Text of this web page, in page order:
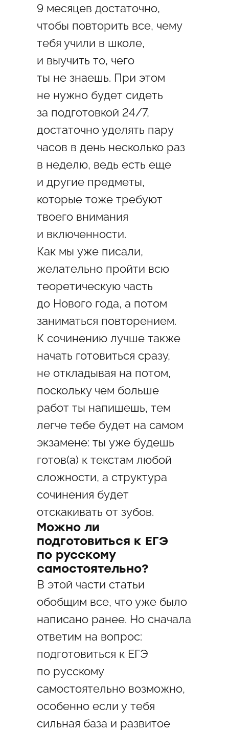
9 месяцев достаточно,
чтобы повторить все, чему
тебя учили в школе,
и выучить то, чего
ты не знаешь. При этом
не нужно будет сидеть
за подготовкой 24/7,
достаточно уделять пару
часов в день несколько раз
в неделю, ведь есть еще
и другие предметы,
которые тоже требуют
твоего внимания
и включенности.
Как мы уже писали,
желательно пройти всю
теоретическую часть
до Нового года, а потом
заниматься повторением.
К сочинению лучше также
начать готовиться сразу,
не откладывая на потом,
поскольку чем больше
работ ты напишешь, тем
легче тебе будет на самом
экзамене: ты уже будешь
готов(а) к текстам любой
сложности, а структура
сочинения будет
отскакивать от зубов.
Можно ли
подготовиться к ЕГЭ
по русскому
самостоятельно?
В этой части статьи
обобщим все, что уже было
написано ранее. Но сначала
ответим на вопрос:
подготовиться к ЕГЭ
по русскому
самостоятельно возможно,
особенно если у тебя
сильная база и развитое